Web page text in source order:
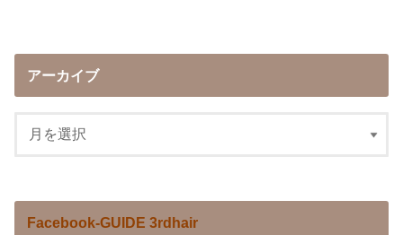
アーカイブ
Facebook-GUIDE 3rdhair